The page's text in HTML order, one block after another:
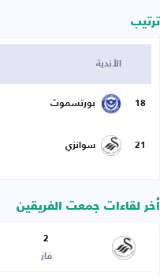
ترتيب
الأندية
18 بورتسموث
21 سوانزي
أخر لقاءات جمعت الفريقين
2
فاز